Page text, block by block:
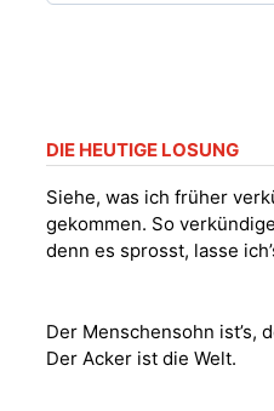
DIE HEUTIGE LOSUNG
Siehe, was ich früher
gekommen. So
denn es sprosst, lasse
Der Menschensohn ist’s,
Der Acker ist die Welt.